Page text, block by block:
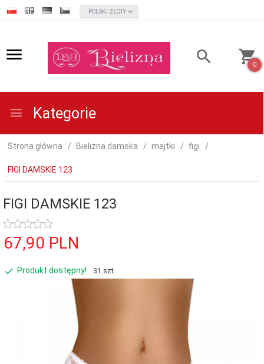
currency_h
POLSKI ZŁOTY
0
Kategorie
Strona główna Bielizna damska majtki figi
FIGI DAMSKIE 123
FIGI DAMSKIE 123
67,90 PLN
Produkt dostępny! 31 szt.